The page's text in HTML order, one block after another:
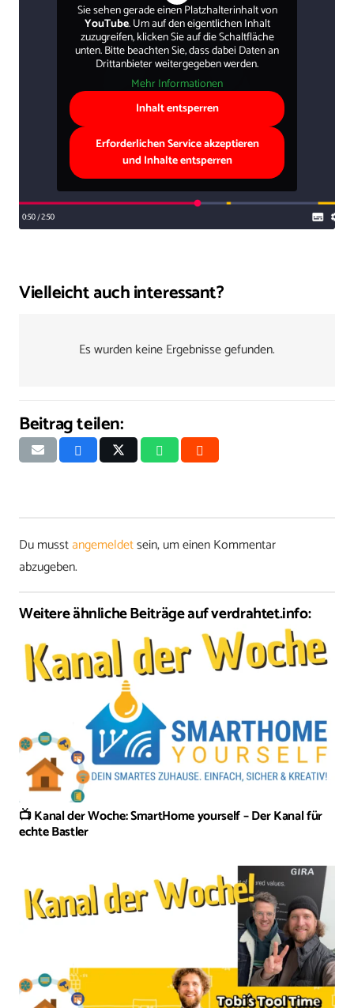
Sie sehen gerade einen Platzhalterinhalt von
YouTube. Um auf den eigentlichen Inhalt
zuzugreifen, klicken Sie auf die Schaltfläche
unten. Bitte beachten Sie, dass dabei Daten an
Drittanbieter weitergegeben werden.
Mehr Informationen
Inhalt entsperren
Erforderlichen Service akzeptieren
und Inhalte entsperren
Vielleicht auch interessant?
Es wurden keine Ergebnisse gefunden.
Beitrag teilen:
Du musstangemeldetsein, um einen Kommentar
abzugeben.
Weitere ähnliche Beiträge auf verdrahtet.info:
📺 Kanal der Woche: SmartHome yourself – Der Kanal für
echte Bastler